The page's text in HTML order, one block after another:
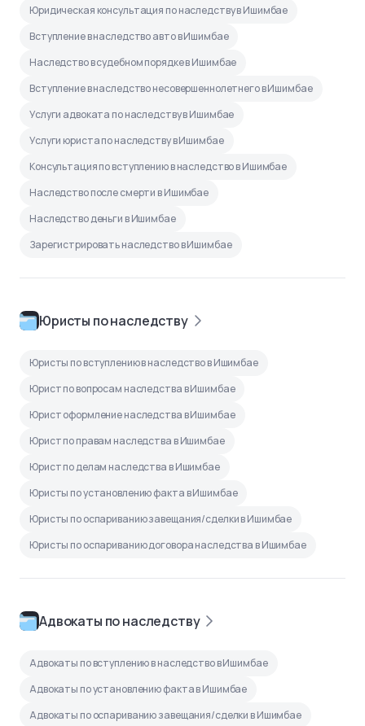
Юридическая консультация по наследству в Ишимбае
Вступление в наследство авто в Ишимбае
Наследство в судебном порядке в Ишимбае
Вступление в наследство несовершеннолетнего в Ишимбае
Услуги адвоката по наследству в Ишимбае
Услуги юриста по наследству в Ишимбае
Консультация по вступлению в наследство в Ишимбае
Наследство после смерти в Ишимбае
Наследство деньги в Ишимбае
Зарегистрировать наследство в Ишимбае
Юристы по наследству
Юристы по вступлению в наследство в Ишимбае
Юрист по вопросам наследства в Ишимбае
Юрист оформление наследства в Ишимбае
Юрист по правам наследства в Ишимбае
Юрист по делам наследства в Ишимбае
Юристы по установлению факта в Ишимбае
Юристы по оспариванию завещания/сделки в Ишимбае
Юристы по оспариванию договора наследства в Ишимбае
Адвокаты по наследству
Адвокаты по вступлению в наследство в Ишимбае
Адвокаты по установлению факта в Ишимбае
Адвокаты по оспариванию завещания/сделки в Ишимбае